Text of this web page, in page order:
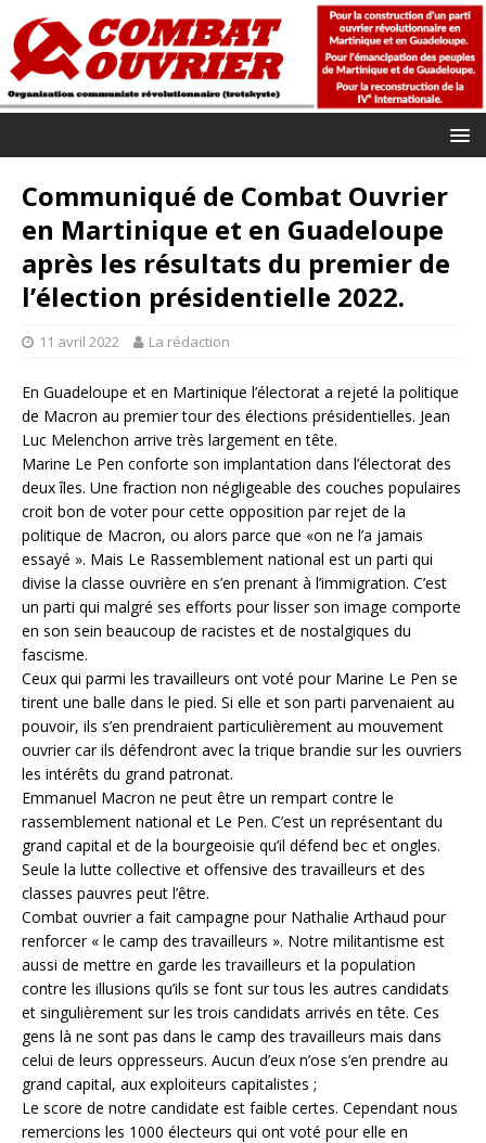
Communiqué de Combat Ouvrier
en Martinique et en Guadeloupe
après les résultats du premier de
l’élection présidentielle 2022.
11 avril 2022 La rédaction
En Guadeloupe et en Martinique l’électorat a rejeté la politique
de Macron au premier tour des élections présidentielles. Jean
Luc Melenchon arrive très largement en tête.
Marine Le Pen conforte son implantation dans l’électorat des
deux îles. Une fraction non négligeable des couches populaires
croit bon de voter pour cette opposition par rejet de la
politique de Macron, ou alors parce que «on ne l’a jamais
essayé ». Mais Le Rassemblement national est un parti qui
divise la classe ouvrière en s’en prenant à l’immigration. C’est
un parti qui malgré ses efforts pour lisser son image comporte
en son sein beaucoup de racistes et de nostalgiques du
fascisme.
Ceux qui parmi les travailleurs ont voté pour Marine Le Pen se
tirent une balle dans le pied. Si elle et son parti parvenaient au
pouvoir, ils s’en prendraient particulièrement au mouvement
ouvrier car ils défendront avec la trique brandie sur les ouvriers
les intérêts du grand patronat.
Emmanuel Macron ne peut être un rempart contre le
rassemblement national et Le Pen. C’est un représentant du
grand capital et de la bourgeoisie qu’il défend bec et ongles.
Seule la lutte collective et offensive des travailleurs et des
classes pauvres peut l’être.
Combat ouvrier a fait campagne pour Nathalie Arthaud pour
renforcer « le camp des travailleurs ». Notre militantisme est
aussi de mettre en garde les travailleurs et la population
contre les illusions qu’ils se font sur tous les autres candidats
et singulièrement sur les trois candidats arrivés en tête. Ces
gens là ne sont pas dans le camp des travailleurs mais dans
celui de leurs oppresseurs. Aucun d’eux n’ose s’en prendre au
grand capital, aux exploiteurs capitalistes ;
Le score de notre candidate est faible certes. Cependant nous
remercions les 1000 électeurs qui ont voté pour elle en